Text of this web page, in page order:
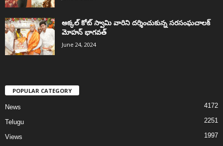
అక్కల్‌ కోట్‌ స్వామి వారిని దర్శించుకున్న సరసంఘచాలక్
మోహన్ భాగవత్
June 24, 2024
POPULAR CATEGORY
News 4172
Telugu 2251
Views 1997